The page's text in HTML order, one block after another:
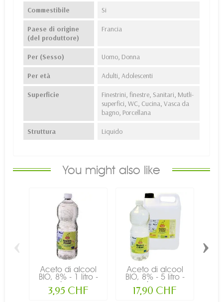
Commestibile Si
Paese di origine
(del produttore)
Francia
Per (Sesso) Uomo, Donna
Per età Adulti, Adolescenti
Superficie
Finestrini, finestre, Sanitari, Mutli-
superfici, WC, Cucina, Vasca da
bagno, Porcellana
Struttura Liquido
You might also like
Aceto di alcool
BIO, 8% - 1 litro -
La...
3,95 CHF
Aceto di alcool
BIO, 8% - 5 litro -
La...
17,90 CHF
‹ ›